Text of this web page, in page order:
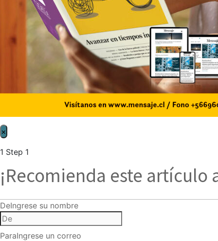
×
1 Step 1
¡Recomienda este artículo
DeIngrese su nombre
ParaIngrese un correo